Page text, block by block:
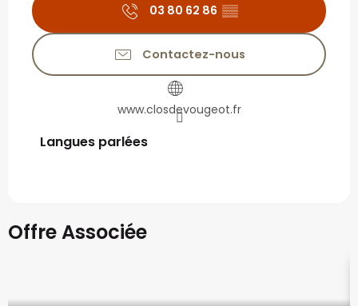
03 80 62 86 ▒▒
Contactez-nous
www.closdevougeot.fr
Langues parlées
Langues parlées
Offre Associée